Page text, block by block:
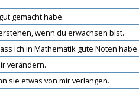
gemacht habe.
wenn du erwachsen bist.
ich in Mathematik gute Noten habe.
verändern.
sie etwas von mir verlangen.